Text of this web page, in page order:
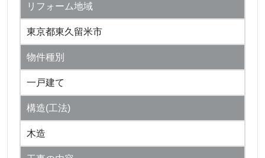
リフォーム地域
東京都東久留米市
物件種別
一戸建て
構造(工法)
木造